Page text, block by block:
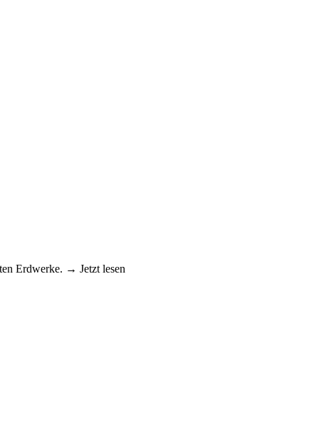
Erdwerke. → Jetzt lesen